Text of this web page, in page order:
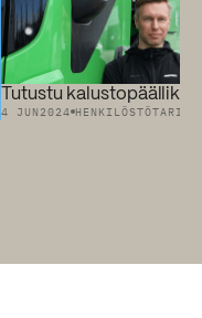
Tutustu
4 JUN 2024 HENKILÖSTÖTARINA